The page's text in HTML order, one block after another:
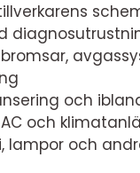
och
och
lampor och